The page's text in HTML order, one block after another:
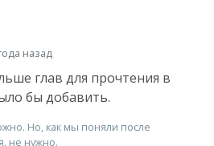
назад
глав для прочтения в
бы добавить.
Но, как мы поняли после
не нужно.